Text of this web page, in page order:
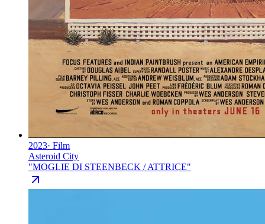
2023· Film
Asteroid City
"MOGLIE DI STEENBECK / ATTRICE"